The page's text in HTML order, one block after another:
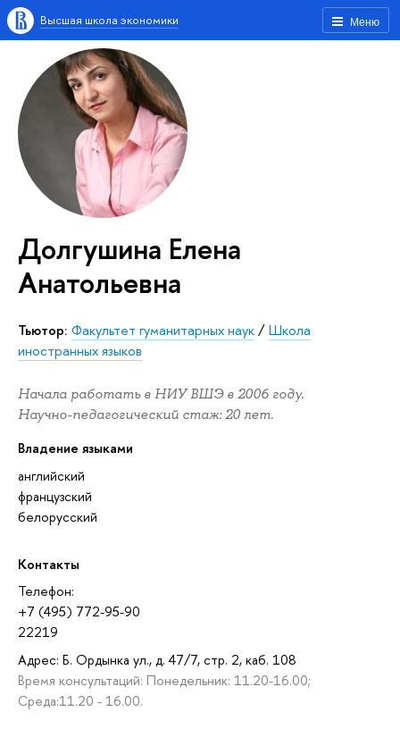
Меню
Высшая школа экономики
Долгушина Елена
Анатольевна
Тьютор: Факультет гуманитарных наук/Школа
иностранных языков
Начала работать в НИУ ВШЭ в 2006 году.
Научно-педагогический стаж: 20 лет.
Владение языками
английский
французский
белорусский
Контакты
Телефон:
+7 (495) 772-95-90
22219
Адрес: Б. Ордынка ул., д. 47/7, стр. 2, каб. 108
Время консультаций: Понедельник: 11.20-16.00;
Среда:11.20 - 16.00.